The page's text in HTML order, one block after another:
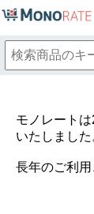
モノレート
いたしました
長年のご利用